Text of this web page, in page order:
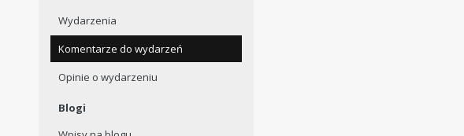
Wydarzenia
Komentarze do wydarzeń
Opinie o wydarzeniu
Blogi